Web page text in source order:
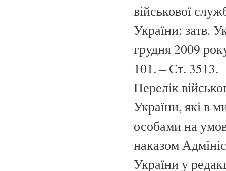
військової
України: затв.
грудня 2009
101. – Ст. 3513.
Перелік
України, які в
особами на
наказом
України у